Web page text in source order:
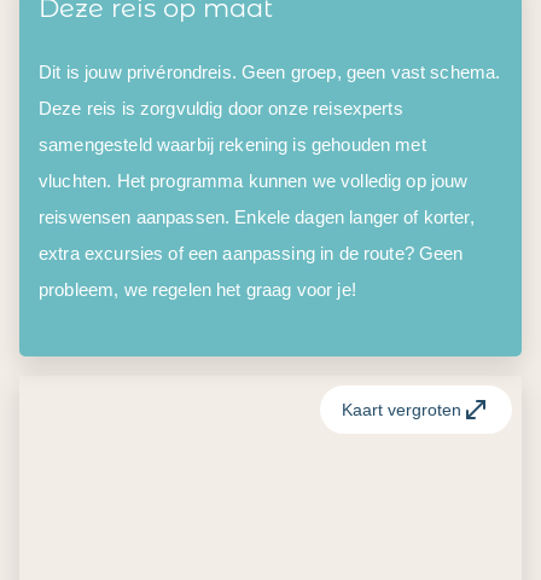
Deze reis op maat
Dit is jouw privérondreis. Geen groep, geen vast schema.
Deze reis is zorgvuldig door onze reisexperts
samengesteld waarbij rekening is gehouden met
vluchten. Het programma kunnen we volledig op jouw
reiswensen aanpassen. Enkele dagen langer of korter,
extra excursies of een aanpassing in de route? Geen
probleem, we regelen het graag voor je!
Kaart vergroten